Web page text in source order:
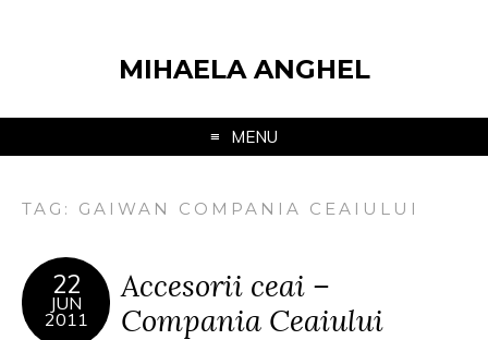
MIHAELA ANGHEL
MENU
TAG: GAIWAN COMPANIA CEAIULUI
22
JUN
2011
Accesorii ceai –
Compania Ceaiului